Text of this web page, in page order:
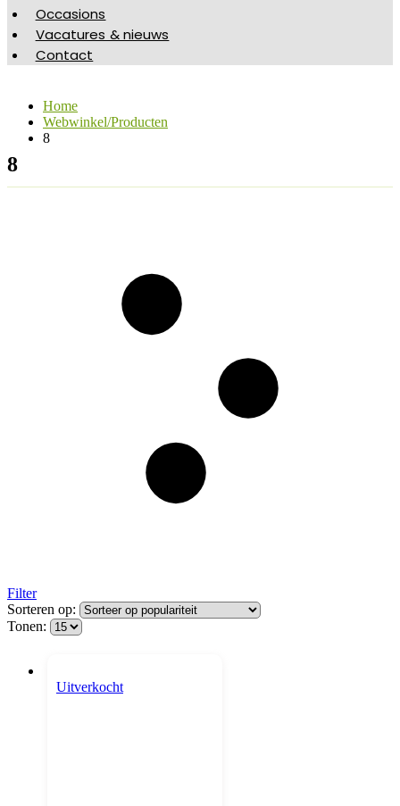
Occasions
Vacatures & nieuws
Contact
Home
Webwinkel/Producten
8
8
Filter
Sorteren op:
Tonen:
Uitverkocht